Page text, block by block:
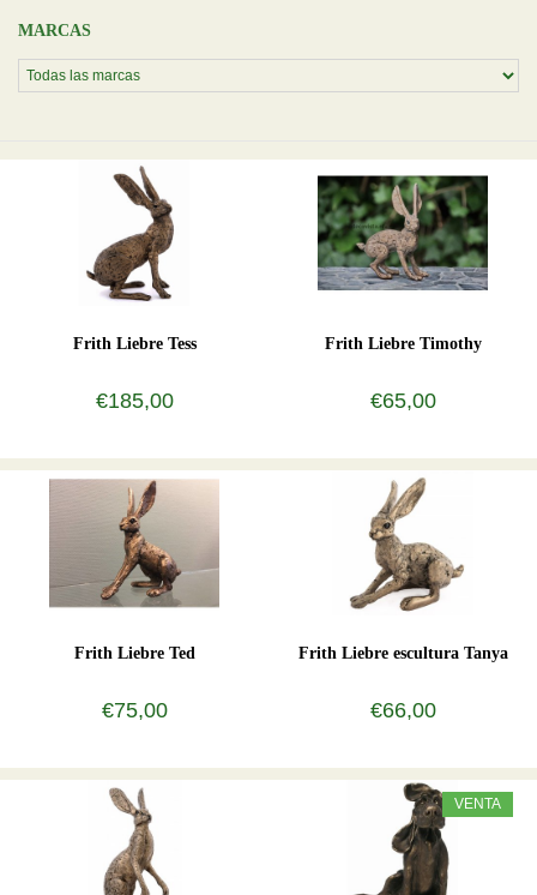
MARCAS
Frith Liebre Tess
€185,00
Frith Liebre Timothy
€65,00
Frith Liebre Ted
€75,00
Frith Liebre escultura Tanya
€66,00
VENTA